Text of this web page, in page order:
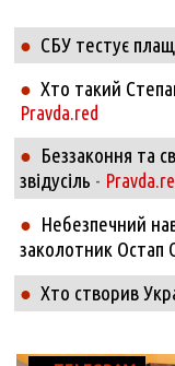
● СБУ тестує
● Хто такий
Pravda.red
● Беззаконня та
звідусіль -
● Небезпечний
заколотник Остап
● Хто створив